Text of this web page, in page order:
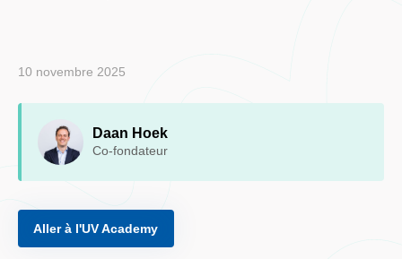
10 novembre 2025
Daan Hoek
Co-fondateur
Aller à l'UV Academy